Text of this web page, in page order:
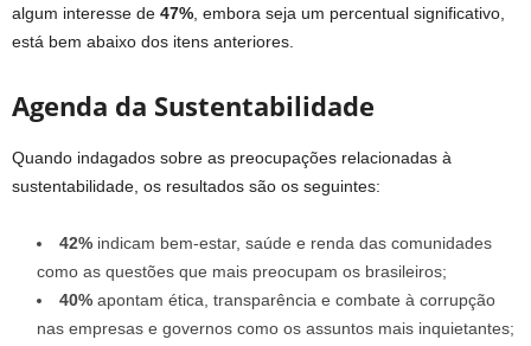
algum interesse de 47%, embora seja um percentual significativo,
está bem abaixo dos itens anteriores.
Agenda da Sustentabilidade
Quando indagados sobre as preocupações relacionadas à
sustentabilidade, os resultados são os seguintes:
42% indicam bem-estar, saúde e renda das comunidades
como as questões que mais preocupam os brasileiros;
40% apontam ética, transparência e combate à corrupção
nas empresas e governos como os assuntos mais inquietantes;